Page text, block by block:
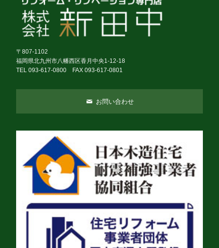
〒807-1102
福岡県北九州市八幡西区香月中央1-12-18
TEL 093-617-0800 FAX 093-617-0801
お問い合わせ